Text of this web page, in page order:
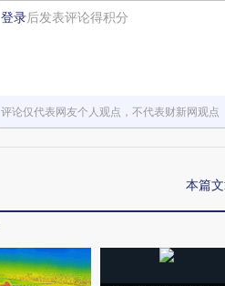
登录后发表评论得积分
评论仅代表网友个人观点，不代表财新网观点
本篇